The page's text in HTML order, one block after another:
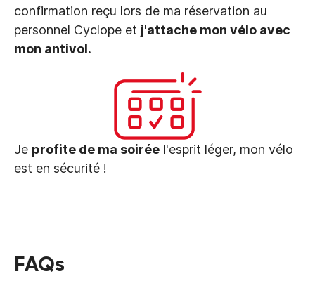
confirmation reçu lors de ma réservation au
personnel Cyclope et j'attache mon vélo avec
mon antivol.
Je profite de ma soirée l'esprit léger, mon vélo
est en sécurité !
FAQs